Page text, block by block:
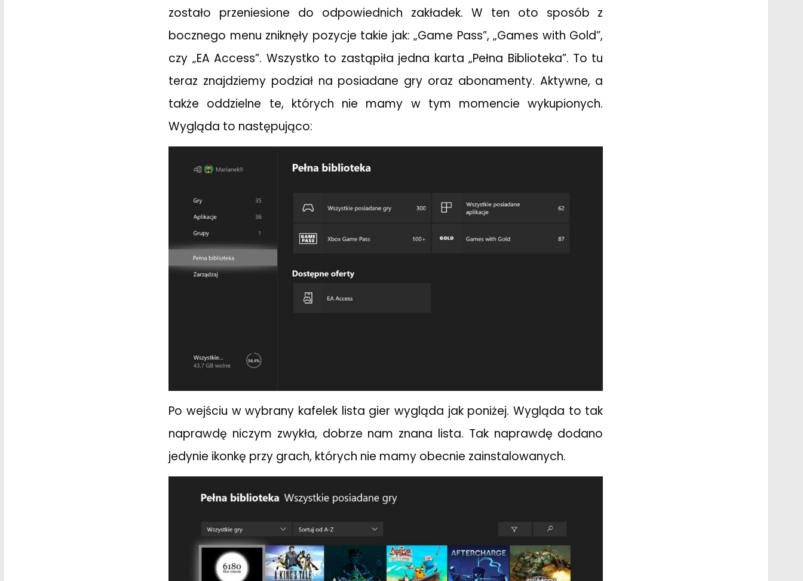
zostało przeniesione do odpowiednich zakładek. W ten oto sposób z
bocznego menu zniknęły pozycje takie jak: „Game Pass”, „Games with Gold”,
czy „EA Access”. Wszystko to zastąpiła jedna karta „Pełna Biblioteka”. To tu
teraz znajdziemy podział na posiadane gry oraz abonamenty. Aktywne, a
także oddzielne te, których nie mamy w tym momencie wykupionych.
Wygląda to następująco:
Po wejściu w wybrany kafelek lista gier wygląda jak poniżej. Wygląda to tak
naprawdę niczym zwykła, dobrze nam znana lista. Tak naprawdę dodano
jedynie ikonkę przy grach, których nie mamy obecnie zainstalowanych.